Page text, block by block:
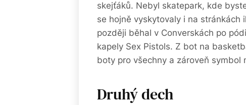
skejťáků. Nebyl skatepark, kde
se hojně vyskytovaly i na stránkách
později běhal v Converskách po
kapely Sex Pistols. Z bot na
boty pro všechny a zároveň symbol
Druhý dech